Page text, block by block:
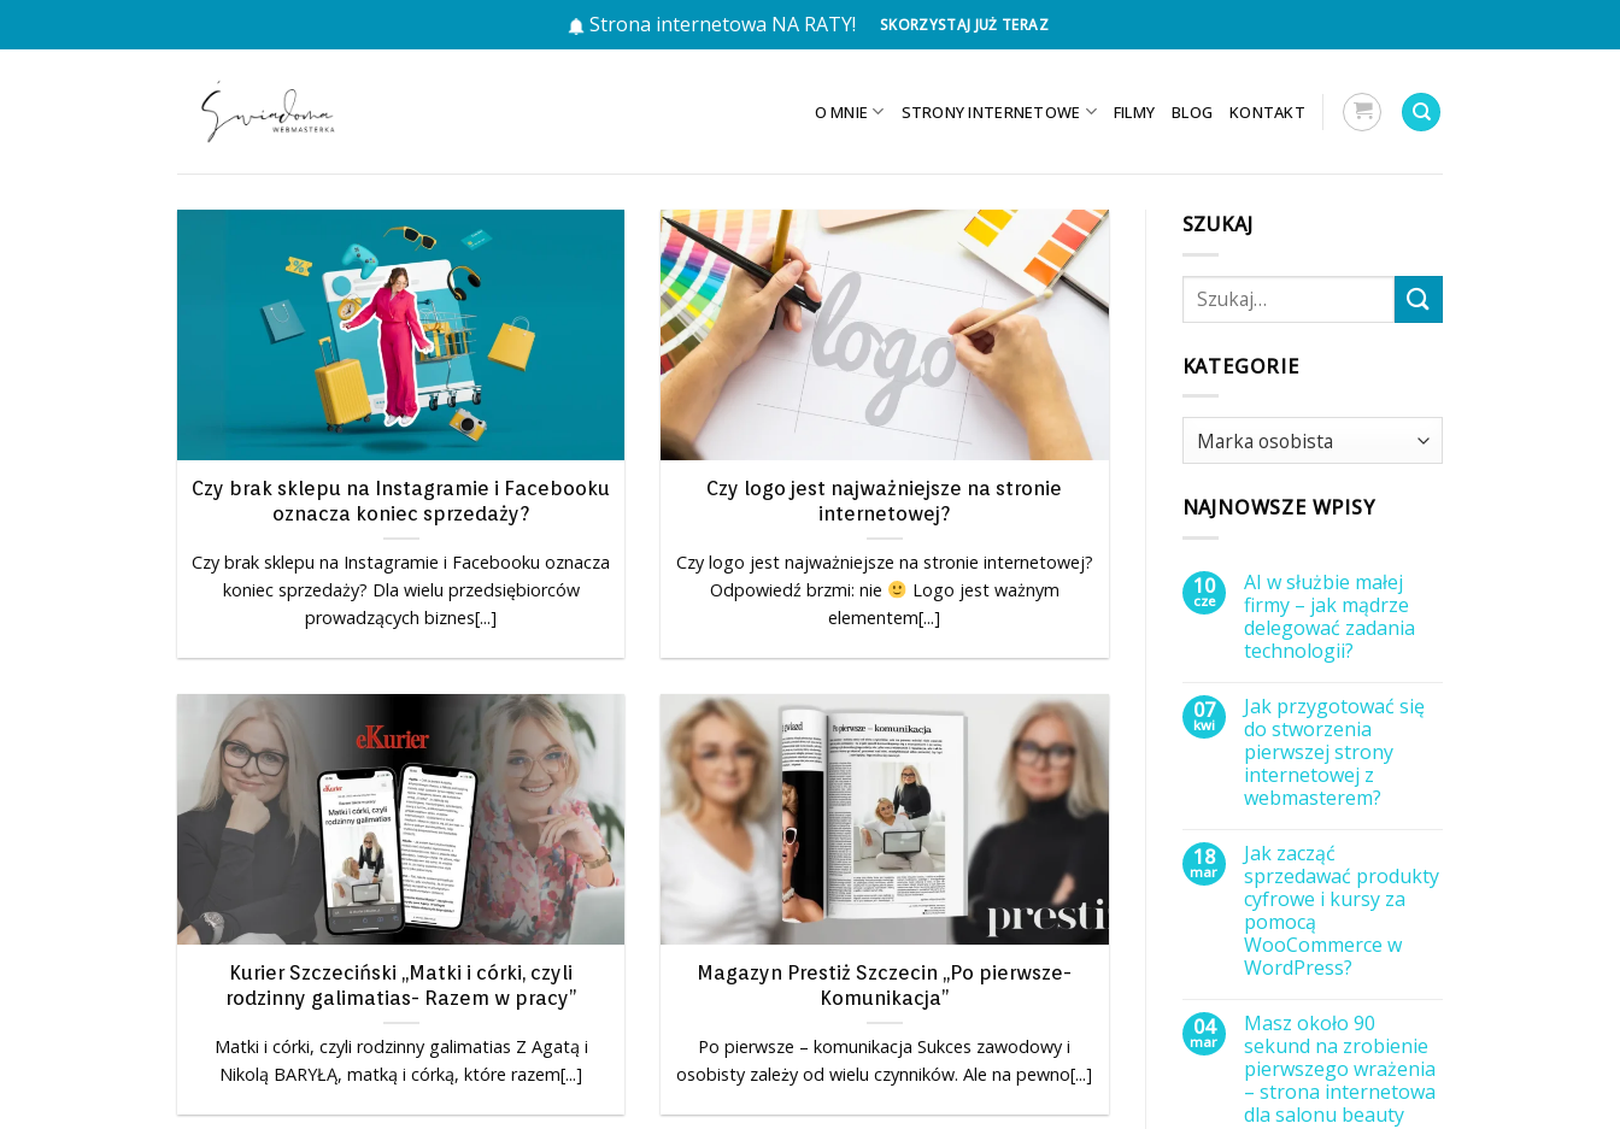
do
Strona internetowa NA RATY! SKORZYSTAJ JUŻ TERAZ
O MNIE STRONY INTERNETOWE FILMY BLOG KONTAKT
Czy brak sklepu na Instagramie i Facebooku
oznacza koniec sprzedaży?
Czy brak sklepu na Instagramie i Facebooku oznacza
koniec sprzedaży? Dla wielu przedsiębiorców
prowadzących biznes[...]
Czy logo jest najważniejsze na stronie
internetowej?
Czy logo jest najważniejsze na stronie internetowej?
Odpowiedź brzmi: nie
Logo jest ważnym
elementem[...]
Kurier Szczeciński „Matki i córki, czyli
rodzinny galimatias- Razem w pracy”
Matki i córki, czyli rodzinny galimatias Z Agatą i
Nikolą BARYŁĄ, matką i córką, które razem[...]
Magazyn Prestiż Szczecin „Po pierwsze-
Komunikacja”
Po pierwsze – komunikacja Sukces zawodowy i
osobisty zależy od wielu czynników. Ale na pewno[...]
SZUKAJ
KATEGORIE
Kategorie
NAJNOWSZE WPISY
10
cze
AI w służbie małej
firmy – jak mądrze
delegować zadania
technologii?
do
AI
w
służbie
małej
firmy
–
delegować
zadania
technologii?
07
kwi
Jak przygotować się
do stworzenia
pierwszej strony
internetowej z
webmasterem?
do
Jak
przygotować
się
do
stworzenia
pierwszej
strony
internetowej
18
mar
Jak zacząć
sprzedawać produkty
cyfrowe i kursy za
pomocą
WooCommerce w
WordPress?
do
Jak
zacząć
sprzedawać
produkty
cyfrowe
i
04
mar
Masz około 90
sekund na zrobienie
pierwszego wrażenia
– strona internetowa
dla salonu beauty